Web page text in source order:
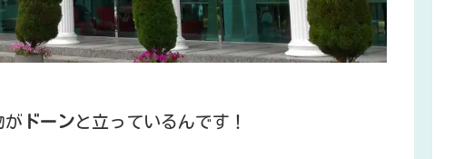
が ドーンと立っているんです！